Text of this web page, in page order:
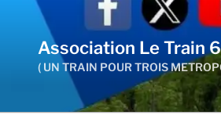
contenu
principal
Association Le Train
( UN TRAIN POUR TROIS